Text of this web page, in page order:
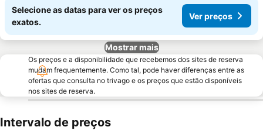
Selecione as datas para ver os preços
exatos.
Ver preços
Mostrar mais
Os preços e a disponibilidade que recebemos dos sites de reserva
mudam frequentemente. Como tal, pode haver diferenças entre as
ofertas que consulta no trivago e os preços que estão disponíveis
nos sites de reserva.
Intervalo de preços